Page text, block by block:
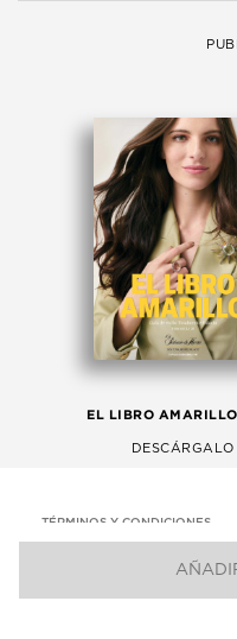
EL LIBRO
DESCÁRGALO
TÉRMINOS Y CONDICIONES